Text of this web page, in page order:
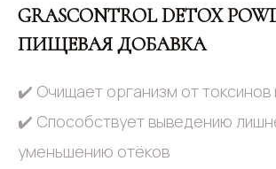
GRASCONTROL DETOX
ПИЩЕВАЯ ДОБАВКА
✔️ Очищает организм от токсинов
✔️ Способствует выведению
уменьшению отёков